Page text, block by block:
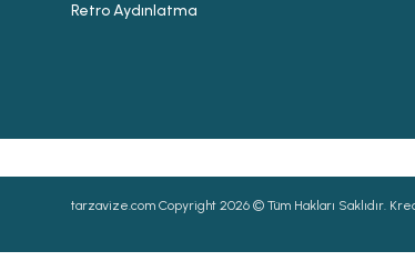
Retro Aydınlatma
tarzavize.com Copyright 2026 © Tüm Hakları Saklıdır.